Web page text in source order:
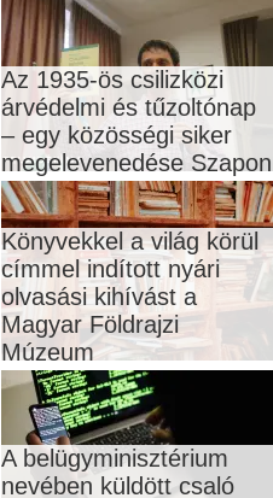
Az 1935-ös csilizközi
árvédelmi és tűzoltónap
– egy közösségi siker
megelevenedése Szapon
Könyvekkel a világ körül
címmel indított nyári
olvasási kihívást a
Magyar Földrajzi
Múzeum
A belügyminisztérium
nevében küldött csaló